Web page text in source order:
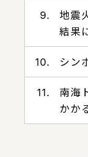
9.
地震
結果
10. シン
11.
南海
かか